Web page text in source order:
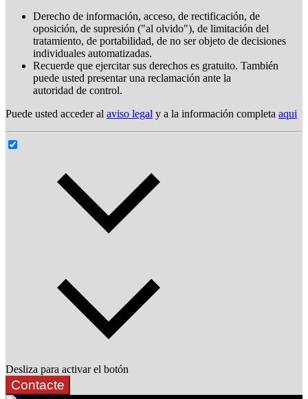
Derecho de información, acceso, de rectificación, de
oposición, de supresión ("al olvido"), de limitación del
tratamiento, de portabilidad, de no ser objeto de decisiones
individuales automatizadas.
Recuerde que ejercitar sus derechos es gratuito. También
puede usted presentar una reclamación ante la
autoridad de control.
Puede usted acceder al aviso legal y a la información completa aqui
Desliza para activar el botón
Contacte